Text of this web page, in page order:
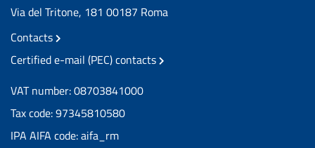
Via del Tritone, 181 00187 Roma
Contacts
Certified e-mail (PEC) contacts
VAT number: 08703841000
Tax code: 97345810580
IPA AIFA code: aifa_rm